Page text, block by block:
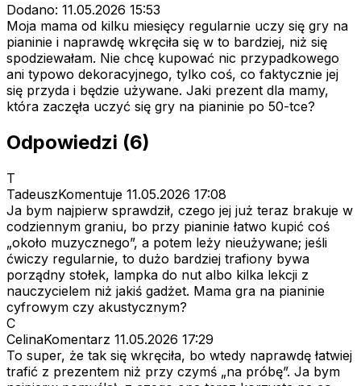
Dodano: 11.05.2026 15:53
Moja mama od kilku miesięcy regularnie uczy się gry na
pianinie i naprawdę wkręciła się w to bardziej, niż się
spodziewałam. Nie chcę kupować nic przypadkowego
ani typowo dekoracyjnego, tylko coś, co faktycznie jej
się przyda i będzie używane. Jaki prezent dla mamy,
która zaczęła uczyć się gry na pianinie po 50-tce?
Odpowiedzi (6)
T
TadeuszKomentuje 11.05.2026 17:08
Ja bym najpierw sprawdził, czego jej już teraz brakuje w
codziennym graniu, bo przy pianinie łatwo kupić coś
„około muzycznego”, a potem leży nieużywane; jeśli
ćwiczy regularnie, to dużo bardziej trafiony bywa
porządny stołek, lampka do nut albo kilka lekcji z
nauczycielem niż jakiś gadżet. Mama gra na pianinie
cyfrowym czy akustycznym?
C
CelinaKomentarz 11.05.2026 17:29
To super, że tak się wkręciła, bo wtedy naprawdę łatwiej
trafić z prezentem niż przy czymś „na próbę”. Ja bym